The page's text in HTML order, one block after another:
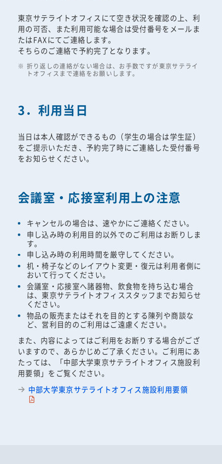
東京サテライトオフィスにて空き状況を確認の上、利
用の可否、また利用可能な場合は受付番号をメールま
たはFAXにてご連絡します。
そちらのご連絡で予約完了となります。
折り返しの連絡がない場合は、お手数ですが東京サテライ
トオフィスまで連絡をお願いします。
3．利用当日
当日は本人確認ができるもの（学生の場合は学生証）
をご提示いただき、予約完了時にご連絡した受付番号
をお知らせください。
会議室・応接室利用上の注意
キャンセルの場合は、速やかにご連絡ください。
申し込み時の利用目的以外でのご利用はお断りしま
す。
申し込み時の利用時間を厳守してください。
机・椅子などのレイアウト変更・復元は利用者側に
おいて行ってください。
会議室・応接室へ諸器物、飲食物を持ち込む場合
は、東京サテライトオフィススタッフまでお知らせ
ください。
物品の販売またはそれを目的とする陳列や商談な
ど、営利目的のご利用はご遠慮ください。
また、内容によってはご利用をお断りする場合がござ
いますので、あらかじめご了承ください。ご利用にあ
たっては、「中部大学東京サテライトオフィス施設利
用要領」をご覧ください。
中部大学東京サテライトオフィス施設利用要領